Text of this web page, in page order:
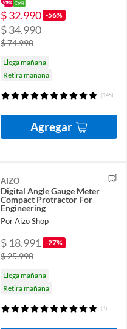
$ 32.990 -56%
$ 34.990
$ 74.990
Llega mañana
Retira mañana
(145)
Agregar
AIZO
Digital Angle Gauge Meter
Compact Protractor For
Engineering
Por Aizo Shop
$ 18.991 -27%
$ 25.990
Llega mañana
Retira mañana
(1)